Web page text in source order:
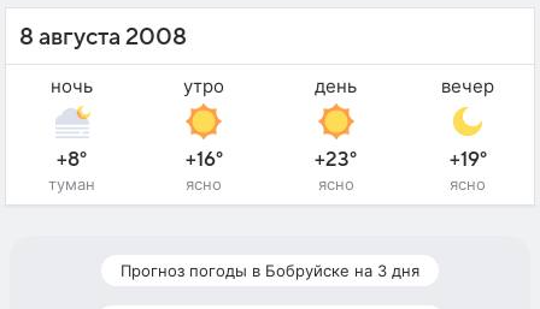
8 августа 2008
ночь
+8°
туман
утро
+16°
ясно
день
+23°
ясно
вечер
+19°
ясно
Прогноз погоды в Бобруйске на 3 дня